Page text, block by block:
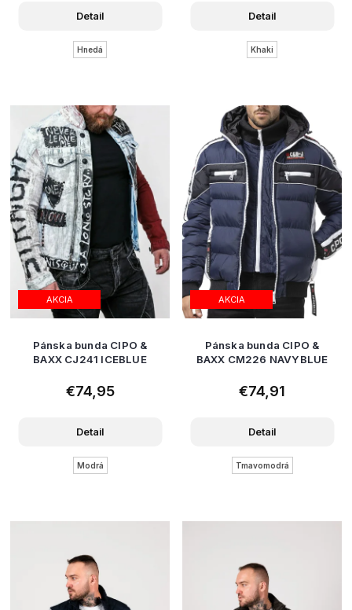
Detail
Hnedá
Detail
Khaki
AKCIA
Pánska bunda CIPO &
BAXX CJ241 ICEBLUE
€74,95
Detail
Modrá
AKCIA
Pánska bunda CIPO &
BAXX CM226 NAVYBLUE
€74,91
Detail
Tmavomodrá